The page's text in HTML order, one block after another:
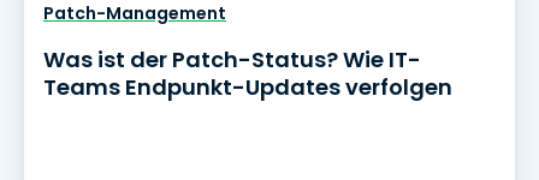
Patch-Management
Was ist der Patch-Status? Wie IT-
Teams Endpunkt-Updates verfolgen